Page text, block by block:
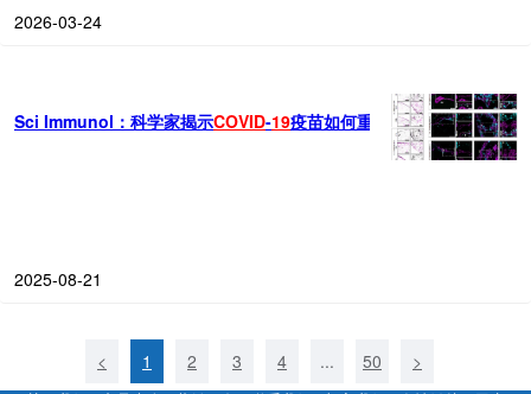
2026-03-24
Sci Immunol：科学家揭示COVID-19疫苗如何重塑机体淋巴结的微环
2025-08-21
< 1 2 3 4 ... 50 >